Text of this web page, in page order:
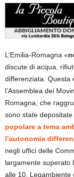
L’Emilia-Romagna «
discute di acqua,
differenziata. Questa
l’Assemblea dei
Romagna, che
sono state depositate
popolare a tema
l’autonomia
negli uffici delle
largamente superato
alle 10, Legambiente